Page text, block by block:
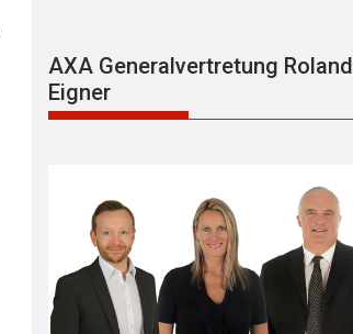
AXA Generalvertretung Roland
Eigner